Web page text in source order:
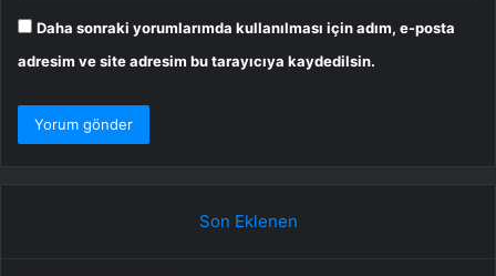
Daha sonraki yorumlarımda kullanılması için adım, e-posta
adresim ve site adresim bu tarayıcıya kaydedilsin.
Son Eklenen